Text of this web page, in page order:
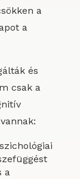
a
a
és
csak a
a